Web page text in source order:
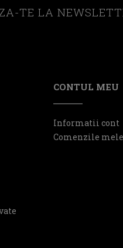
TE LA
CONTUL MEU
Informatii cont
Comenzile mele